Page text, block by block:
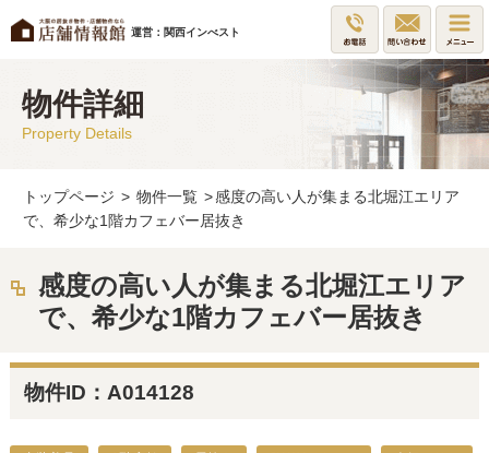
運営：関西インべスト
物件詳細
Property Details
トップページ > 物件一覧 >感度の高い人が集まる北堀江エリア
で、希少な1階カフェバー居抜き
感度の高い人が集まる北堀江エリア
で、希少な1階カフェバー居抜き
物件ID：A014128